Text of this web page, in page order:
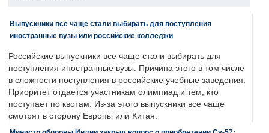
Выпускники все чаще стали выбирать для поступления
иностранные вузы или российские колледжи
Российские выпускники все чаще стали выбирать для
поступления иностранные вузы. Причина этого в том числе
в сложности поступления в российские учебные заведения.
Приоритет отдается участникам олимпиад и тем, кто
поступает по квотам. Из-за этого выпускники все чаще
смотрят в сторону Европы или Китая.